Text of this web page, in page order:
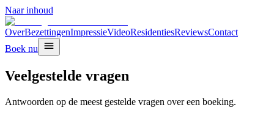
Naar inhoud
OverBezettingenImpressieVideoResidentiesReviewsContact
Boek nu
Veelgestelde vragen
Antwoorden op de meest gestelde vragen over een boeking.